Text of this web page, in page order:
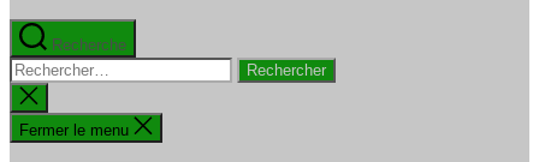
Recherche
Rechercher :
Fermer
la
recherche
Fermer le menu